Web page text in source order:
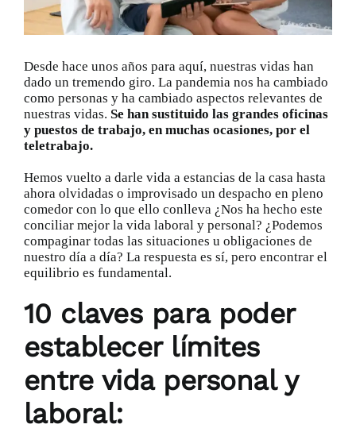
Catálogo
Promociones
Encargo Exprés
Blog
Contacto
Desde hace unos años para aquí, nuestras vidas han
dado un tremendo giro. La pandemia nos ha cambiado
como personas y ha cambiado aspectos relevantes de
nuestras vidas. Se han sustituido las grandes oficinas
y puestos de trabajo, en muchas ocasiones, por el
teletrabajo.
Hemos vuelto a darle vida a estancias de la casa hasta
ahora olvidadas o improvisado un despacho en pleno
comedor con lo que ello conlleva ¿Nos ha hecho este
conciliar mejor la vida laboral y personal? ¿Podemos
compaginar todas las situaciones u obligaciones de
nuestro día a día? La respuesta es sí, pero encontrar el
equilibrio es fundamental.
10 claves para poder
establecer límites
entre vida personal y
laboral: